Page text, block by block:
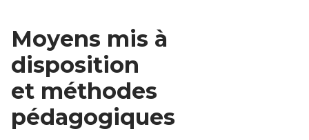
Moyens mis à
disposition
et méthodes
pédagogiques